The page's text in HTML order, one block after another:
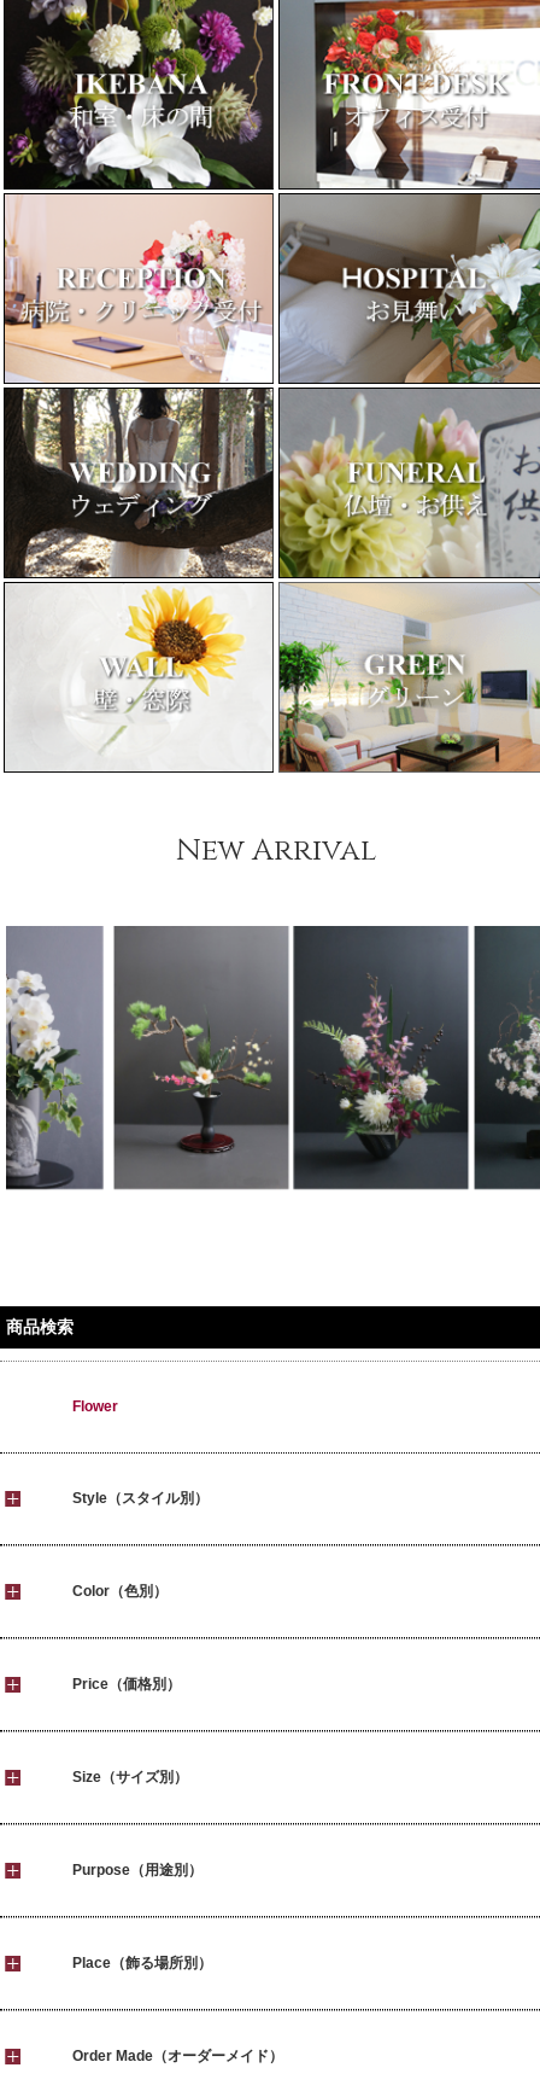
New Arrival
商品検索
Flower
Style（スタイル別）
Color（色別）
Price（価格別）
Size（サイズ別）
Purpose（用途別）
Place（飾る場所別）
Order Made（オーダーメイド）